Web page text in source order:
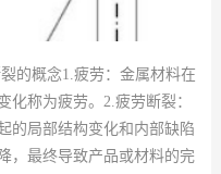
的概念1.疲劳：金属材料在
化称为疲劳。2.疲劳断裂：
的局部结构变化和内部缺陷
，最终导致产品或材料的完